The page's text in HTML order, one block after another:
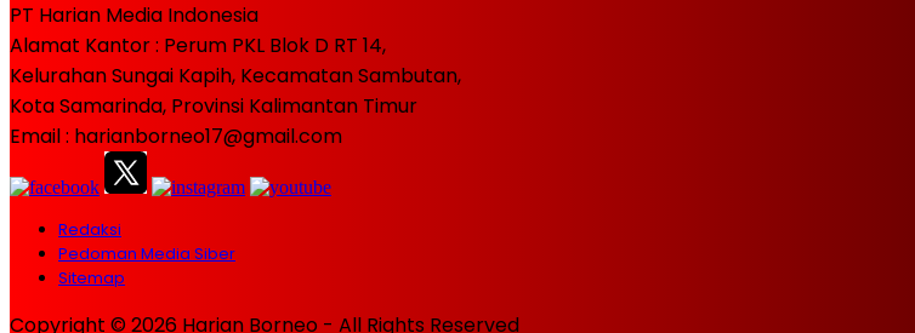
PT Harian Media Indonesia
Alamat Kantor : Perum PKL Blok D RT 14,
Kelurahan Sungai Kapih, Kecamatan Sambutan,
Kota Samarinda, Provinsi Kalimantan Timur
Email : harianborneo17@gmail.com
Redaksi
Pedoman Media Siber
Sitemap
Copyright © 2026 Harian Borneo - All Rights Reserved